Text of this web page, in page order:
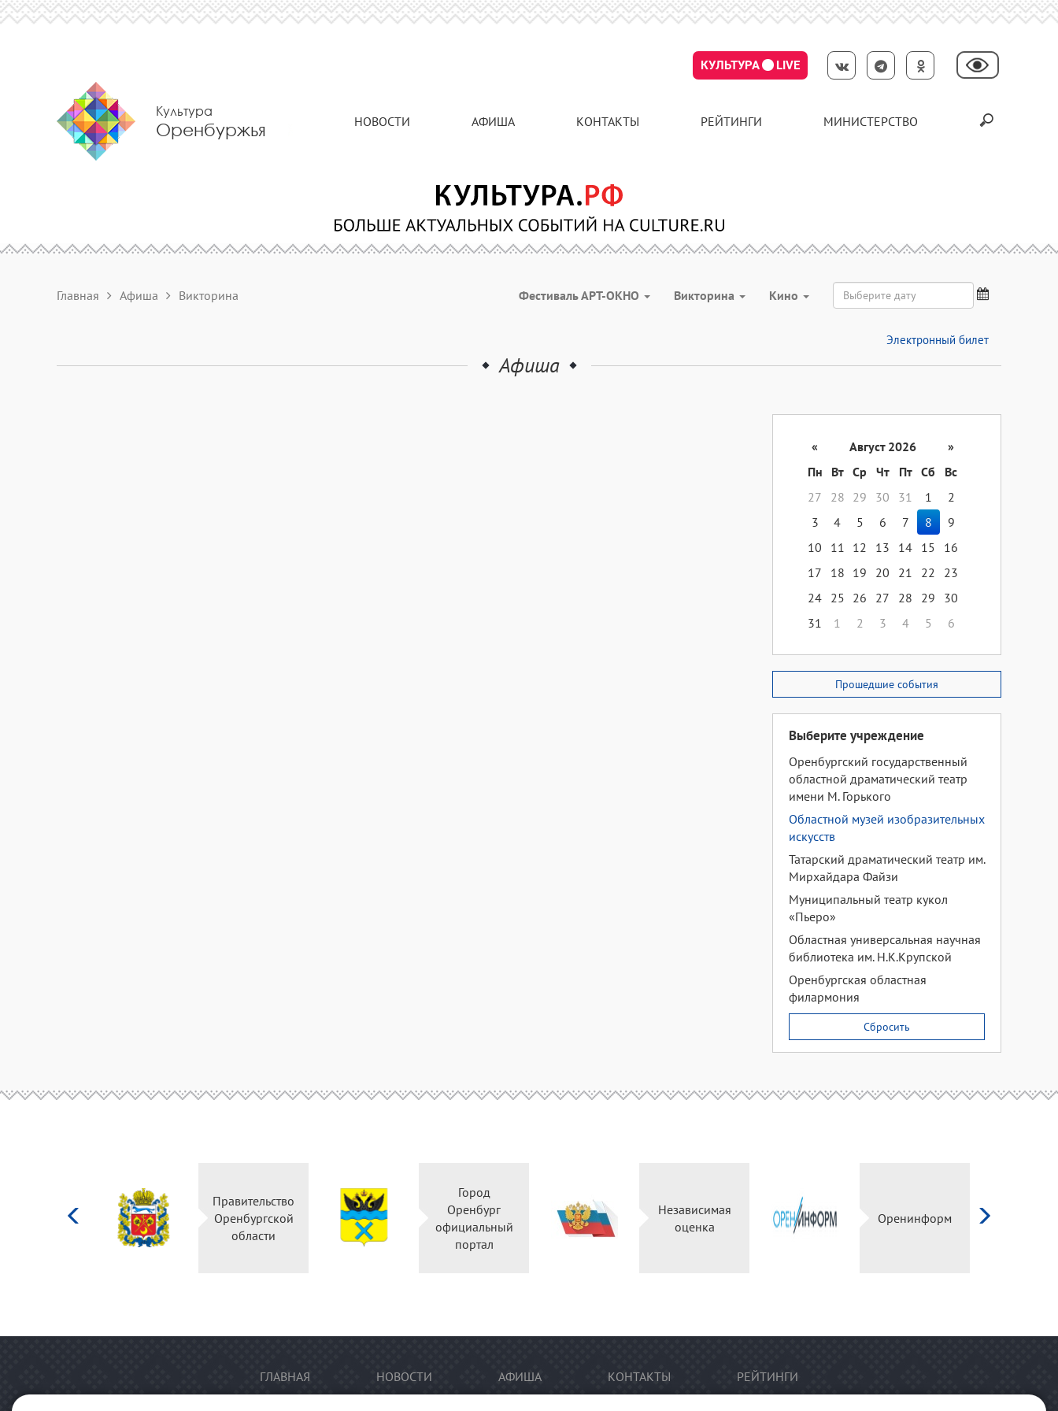
КУЛЬТУРА LIVE
Культура
Оренбуржья НОВОСТИ АФИША КОНТАКТЫ РЕЙТИНГИ МИНИСТЕРСТВО
Главная Афиша Викторина Фестиваль АРТ-ОКНО Викторина Кино
Электронный билет
Афиша
« Август 2026
»
Пн
Вт Ср Чт Пт Сб
Вс
27
28 29 30 31 1
2
3
4 5 6 7 8
9
10
11 12 13 14 15
16
17
18 19 20 21 22
23
24 25 26 27 28 29
30
31
1 2 3 4 5 6
Прошедшие события
Выберите учреждение
Оренбургский государственный
областной драматический театр
имени М. Горького
Областной музей изобразительных
искусств
Татарский драматический театр им.
Мирхайдара Файзи
Муниципальный театр кукол
«Пьеро»
Областная универсальная научная
библиотека им. Н.К.Крупской
Оренбургская областная
филармония
Сбросить
Правительство
Оренбургской
области
Город
Оренбург
официальный
портал
Независимая
оценка
Оренинформ
ГЛАВНАЯ НОВОСТИ АФИША КОНТАКТЫ РЕЙТИНГИ